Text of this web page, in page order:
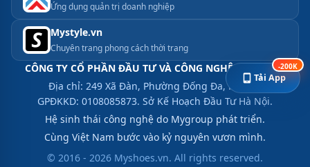
CÔNG TY CỔ PHẦN ĐẦU TƯ VÀ CÔNG NGHỆ MYGROUP
Địa chỉ: 249 Xã Đàn, Phường Đống Đa, Hà Nội.
GPĐKKD: 0108085873. Sở Kế Hoạch Đầu Tư Hà Nội.
Hệ sinh thái công nghệ do Mygroup phát triển.
Cùng Việt Nam bước vào kỷ nguyên vươn mình.
© 2016 - 2026 Myshoes.vn. All rights reserved.
Ứng dụng quản trị doanh nghiệp
Mystyle.vn
Chuyên trang phong cách thời trang
-200K
Tải App